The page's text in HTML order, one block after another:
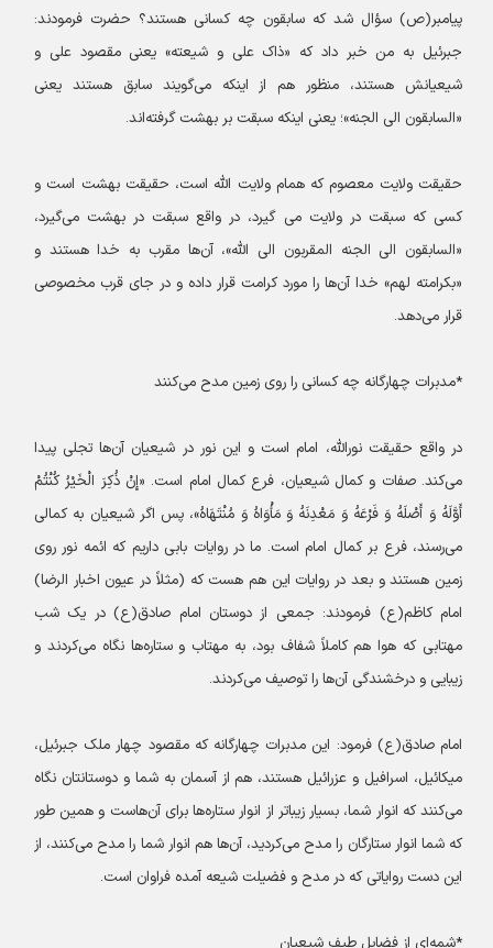
پیامبر(ص) سؤال شد که سابقون چه کسانی هستند؟ حضرت فرمودند:
جبرئیل به من خبر داد که «ذاک علی و شیعته» یعنی مقصود علی و
شیعیانش هستند، منظور هم از اینکه می‌گویند سابق هستند یعنی
«السابقون الی الجنه»؛ یعنی اینکه سبقت بر بهشت گرفته‌اند.
حقیقت ولایت معصوم که همام ولایت الله است، حقیقت بهشت است و
کسی که سبقت در ولایت می گیرد، در واقع سبقت در بهشت می‌گیرد،
«السابقون الی الجنه المقربون الی الله»، آن‌ها مقرب به خدا هستند و
«بکرامته لهم» خدا آن‌ها را مورد کرامت قرار داده و در جای قرب مخصوصی
قرار می‌دهد.
*مدبرات چهارگانه چه کسانی را روی زمین مدح می‌کنند
در واقع حقیقت نورالله، امام است و این نور در شیعیان آن‌ها تجلی پیدا
می‌کند. صفات و کمال شیعیان، فرع کمال امام است. «إِنْ ذُکِرَ الْخَیْرُ کُنْتُمْ
أَوَّلَهُ وَ أَصْلَهُ وَ فَرْعَهُ وَ مَعْدِنَهُ وَ مَأْوَاهُ وَ مُنْتَهَاهُ»، پس اگر شیعیان به کمالی
می‌رسند، فرع بر کمال امام است. ما در روایات بابی داریم که ائمه نور روی
زمین هستند و بعد در روایات این هم هست که (مثلاً در عیون اخبار الرضا)
امام کاظم(ع) فرمودند: جمعی از دوستان امام صادق(ع) در یک شب
مهتابی که هوا هم کاملاً شفاف بود، به مهتاب و ستاره‌ها نگاه می‌کردند و
زیبایی و درخشندگی آن‌ها را توصیف می‌کردند.
امام صادق(ع) فرمود: این مدبرات چهارگانه که مقصود چهار ملک جبرئیل،
میکائیل، اسرافیل و عزرائیل هستند، هم از آسمان به شما و دوستانتان نگاه
می‌کنند که انوار شما، بسیار زیباتر از انوار ستاره‌ها برای آن‌هاست و همین طور
که شما انوار ستارگان را مدح می‌کردید، آن‌ها هم انوار شما را مدح می‌کنند، از
این دست روایاتی که در مدح و فضیلت شیعه آمده فراوان است.